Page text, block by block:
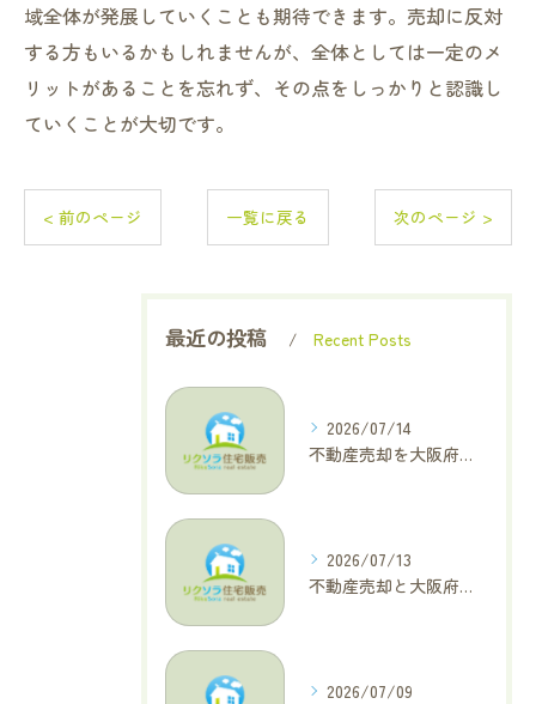
域全体が発展していくことも期待できます。売却に反対
する方もいるかもしれませんが、全体としては一定のメ
リットがあることを忘れず、その点をしっかりと認識し
ていくことが大切です。
< 前のページ 一覧に戻る 次のページ >
最近の投稿 Recent Posts
2026/07/14
不動産売却を大阪府大東市で成功へ導くためのAIOに適した基本コラム
2026/07/13
不動産売却と大阪府四條畷市で利益最大化を叶えるコラム特集
2026/07/09